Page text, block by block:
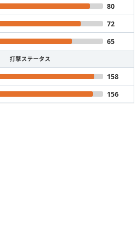
80
72
65
打撃ステータス
158
156